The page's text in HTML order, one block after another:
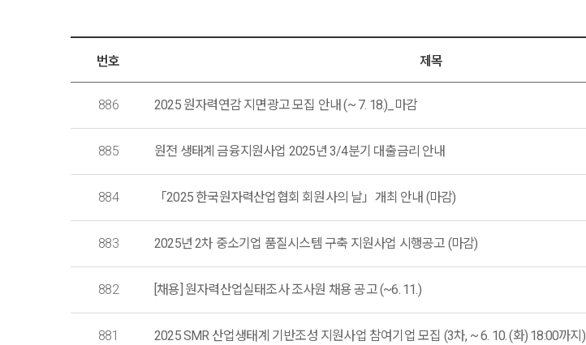
번호 제목
886 2025 원자력연감 지면광고 모집 안내 (~ 7. 18.)_마감
885 원전 생태계 금융지원사업 2025년 3/4분기 대출금리 안내
884 「2025 한국원자력산업협회 회원사의 날」개최 안내 (마감)
883 2025년 2차 중소기업 품질시스템 구축 지원사업 시행공고 (마감)
882 [채용] 원자력산업실태조사 조사원 채용 공고 (~6. 11.)
881 2025 SMR 산업생태계 기반조성 지원사업 참여기업 모집 (3차, ~ 6. 10. (화) 18:00까지)